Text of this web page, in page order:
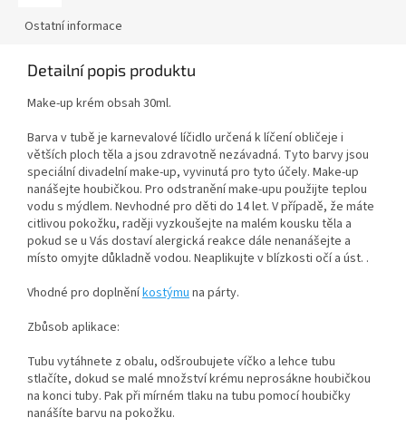
Ostatní informace
Detailní popis produktu
Make-up krém obsah 30ml.
Barva v tubě je karnevalové líčidlo určená k líčení obličeje i
větších ploch těla a jsou zdravotně nezávadná. Tyto barvy jsou
speciální divadelní make-up, vyvinutá pro tyto účely. Make-up
nanášejte houbičkou. Pro odstranění make-upu použijte teplou
vodu s mýdlem. Nevhodné pro děti do 14 let. V případě, že máte
citlivou pokožku, raději vyzkoušejte na malém kousku těla a
pokud se u Vás dostaví alergická reakce dále nenanášejte a
místo omyjte důkladně vodou. Neaplikujte v blízkosti očí a úst. .
Vhodné pro doplněníkostýmuna párty.
Zbůsob aplikace:
Tubu vytáhnete z obalu, odšroubujete víčko a lehce tubu
stlačíte, dokud se malé množství krému neprosákne houbičkou
na konci tuby. Pak při mírném tlaku na tubu pomocí houbičky
nanášíte barvu na pokožku.